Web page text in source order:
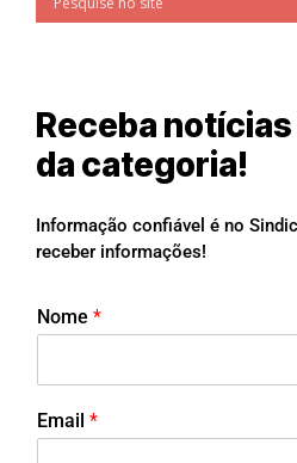
Receba
da categoria!
Informação confiável é no
receber informações!
Nome *
Email *